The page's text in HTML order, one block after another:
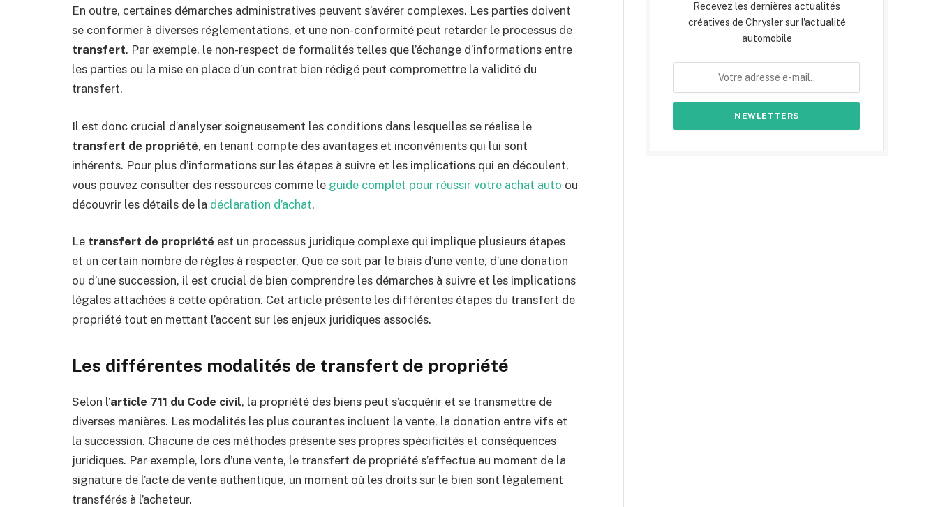
En outre, certaines démarches administratives peuvent s’avérer complexes. Les parties doivent
se conformer à diverses réglementations, et une non-conformité peut retarder le processus de
transfert. Par exemple, le non-respect de formalités telles que l’échange d’informations entre
les parties ou la mise en place d’un contrat bien rédigé peut compromettre la validité du
transfert.
Il est donc crucial d’analyser soigneusement les conditions dans lesquelles se réalise le
transfert de propriété, en tenant compte des avantages et inconvénients qui lui sont
inhérents. Pour plus d’informations sur les étapes à suivre et les implications qui en découlent,
vous pouvez consulter des ressources comme le guide complet pour réussir votre achat auto ou
découvrir les détails de la déclaration d’achat.
Le transfert de propriété est un processus juridique complexe qui implique plusieurs étapes
et un certain nombre de règles à respecter. Que ce soit par le biais d’une vente, d’une donation
ou d’une succession, il est crucial de bien comprendre les démarches à suivre et les implications
légales attachées à cette opération. Cet article présente les différentes étapes du transfert de
propriété tout en mettant l’accent sur les enjeux juridiques associés.
Les différentes modalités de transfert de propriété
Selon l’article 711 du Code civil, la propriété des biens peut s’acquérir et se transmettre de
diverses manières. Les modalités les plus courantes incluent la vente, la donation entre vifs et
la succession. Chacune de ces méthodes présente ses propres spécificités et conséquences
juridiques. Par exemple, lors d’une vente, le transfert de propriété s’effectue au moment de la
signature de l’acte de vente authentique, un moment où les droits sur le bien sont légalement
transférés à l’acheteur.
Recevez les dernières actualités
créatives de Chrysler sur l'actualité
automobile